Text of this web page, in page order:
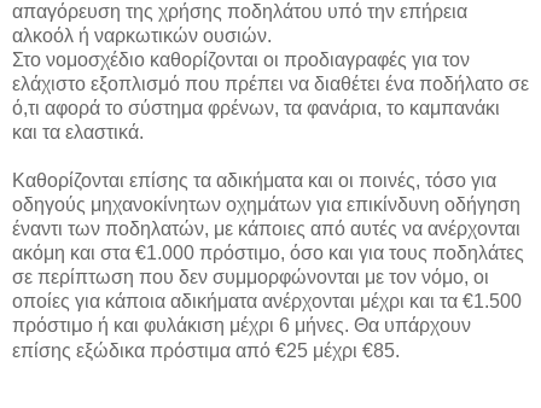
απαγόρευση της χρήσης ποδηλάτου υπό την επήρεια
αλκοόλ ή ναρκωτικών ουσιών.
Στο νομοσχέδιο καθορίζονται οι προδιαγραφές για τον
ελάχιστο εξοπλισμό που πρέπει να διαθέτει ένα ποδήλατο σε
ό,τι αφορά το σύστημα φρένων, τα φανάρια, το καμπανάκι
και τα ελαστικά.
Καθορίζονται επίσης τα αδικήματα και οι ποινές, τόσο για
οδηγούς μηχανοκίνητων οχημάτων για επικίνδυνη οδήγηση
έναντι των ποδηλατών, με κάποιες από αυτές να ανέρχονται
ακόμη και στα €1.000 πρόστιμο, όσο και για τους ποδηλάτες
σε περίπτωση που δεν συμμορφώνονται με τον νόμο, οι
οποίες για κάποια αδικήματα ανέρχονται μέχρι και τα €1.500
πρόστιμο ή και φυλάκιση μέχρι 6 μήνες. Θα υπάρχουν
επίσης εξώδικα πρόστιμα από €25 μέχρι €85.